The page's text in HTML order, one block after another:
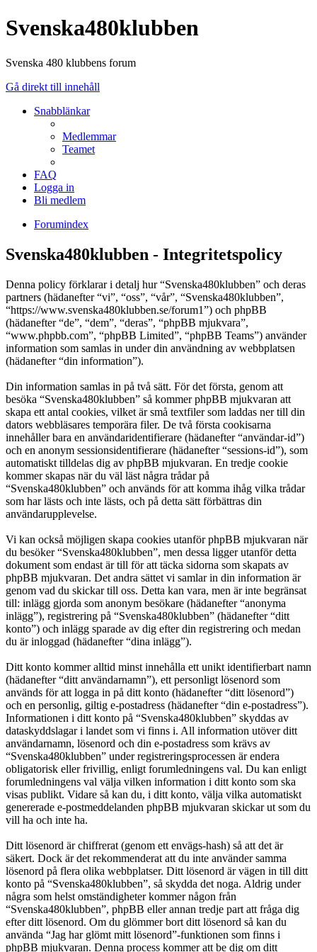
Svenska480klubben
Svenska 480 klubbens forum
Gå direkt till innehåll
Snabblänkar
Medlemmar
Teamet
FAQ
Logga in
Bli medlem
Forumindex
Svenska480klubben - Integritetspolicy
Denna policy förklarar i detalj hur “Svenska480klubben” och deras
partners (hädanefter “vi”, “oss”, “vår”, “Svenska480klubben”,
“https://www.svenska480klubben.se/forum1”) och phpBB
(hädanefter “de”, “dem”, “deras”, “phpBB mjukvara”,
“www.phpbb.com”, “phpBB Limited”, “phpBB Teams”) använder
information som samlas in under din användning av webbplatsen
(hädanefter “din information”).
Din information samlas in på två sätt. För det första, genom att
besöka “Svenska480klubben” så kommer phpBB mjukvaran att
skapa ett antal cookies, vilket är små textfiler som laddas ner till din
dators webbläsares temporära filer. De två första cookisarna
innehåller bara en användaridentifierare (hädanefter “användar-id”)
och en anonym sessionsidentifierare (hädanefter “sessions-id”), som
automatiskt tilldelas dig av phpBB mjukvaran. En tredje cookie
kommer skapas när du väl läst några trådar på
“Svenska480klubben” och används för att komma ihåg vilka trådar
som har lästs och inte lästs, och på detta sätt förbättras din
användarupplevelse.
Vi kan också möjligen skapa cookies utanför phpBB mjukvaran när
du besöker “Svenska480klubben”, men dessa ligger utanför detta
dokument som endast är till för att täcka sidorna som skapats av
phpBB mjukvaran. Det andra sättet vi samlar in din information är
genom vad du skickar till oss. Detta kan vara, men är inte begränsat
till: inlägg gjorda som anonym besökare (hädanefter “anonyma
inlägg”), registrering på “Svenska480klubben” (hädanefter “ditt
konto”) och inlägg sparade av dig efter din registrering och medan
du är inloggad (hädanefter “dina inlägg”).
Ditt konto kommer alltid minst innehålla ett unikt identifierbart namn
(hädanefter “ditt användarnamn”), ett personligt lösenord som
används för att logga in på ditt konto (hädanefter “ditt lösenord”)
och en personlig, giltig e-postadress (hädanefter “din e-postadress”).
Informationen i ditt konto på “Svenska480klubben” skyddas av
dataskyddslagar i landet som vi finns i. All information utöver ditt
användarnamn, lösenord och din e-postadress som krävs av
“Svenska480klubben” under registreringsprocessen är endera
obligatorisk eller frivillig, enligt forumledningens val. Du kan enligt
forumledningens val välja vilken information i ditt konto som ska
visas publikt. Vidare så kan du, i ditt konto, välja vilka automatiskt
genererade e-postmeddelanden phpBB mjukvaran skickar ut som du
vill ha och inte ha.
Ditt lösenord är chiffrerat (genom ett envägs-hash) så att det är
säkert. Dock är det rekommenderat att du inte använder samma
lösenord på flera olika webbplatser. Ditt lösenord är vägen in till ditt
konto på “Svenska480klubben”, så skydda det noga. Aldrig under
några som helst omständigheter kommer någon från
“Svenska480klubben”, phpBB eller annan tredje part att fråga dig
efter ditt lösenord. Om du glömmer bort ditt lösenord så kan du
använda “Jag har glömt mitt lösenord”-funktionen som finns i
phpBB mjukvaran. Denna process kommer att be dig om ditt